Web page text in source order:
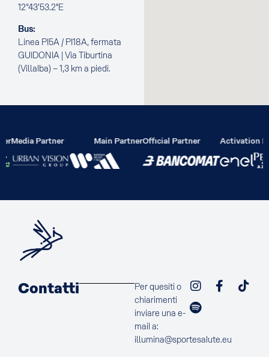
12°43’53.2″E
Bus:
Linea PI5A / PI18A, fermata
GUIDONIA | Via Tiburtina
(Villalba) – 1,3 km a piedi.
Media Partner Main PartnerOfficial Partner Activation
Contatti
Per quesiti o
chiarimenti
inviare una e-
mail a:
illumina@sportesalute.eu